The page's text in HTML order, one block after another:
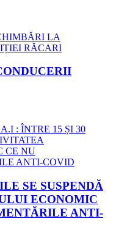
SE SUSPENDĂ
ECONOMIC
ANTI-